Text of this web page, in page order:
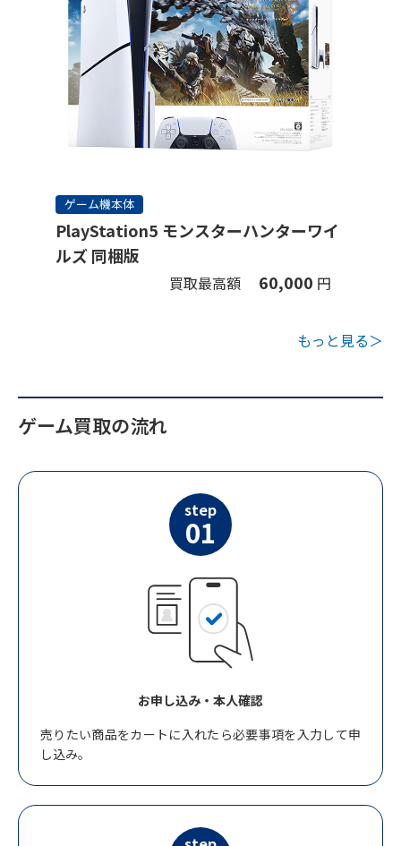
ゲーム機本体
PlayStation5 モンスターハンターワイ
ルズ 同梱版
買取最高額 60,000 円
もっと見る＞
ゲーム買取の流れ
step
01
お申し込み・本人確認
売りたい商品をカートに入れたら必要事項を入力して申
し込み。